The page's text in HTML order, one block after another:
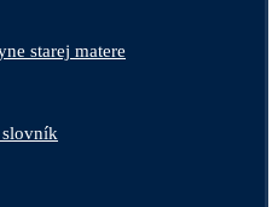
starej matere